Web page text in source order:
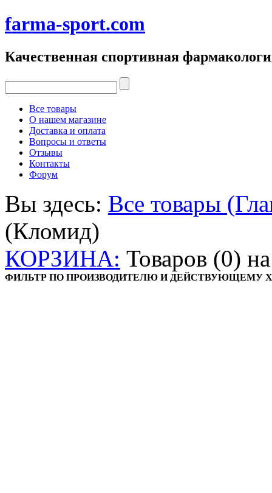
farma-sport.com
Качественная спортивная
Все товары
О нашем магазине
Доставка и оплата
Вопросы и ответы
Отзывы
Контакты
Форум
Вы здесь: Все товары
(Кломид)
КОРЗИНА: Товаров (0)
ФИЛЬТР ПО ПРОИЗВОДИТЕЛЮ И ДЕЙСТВУЮЩЕМУ